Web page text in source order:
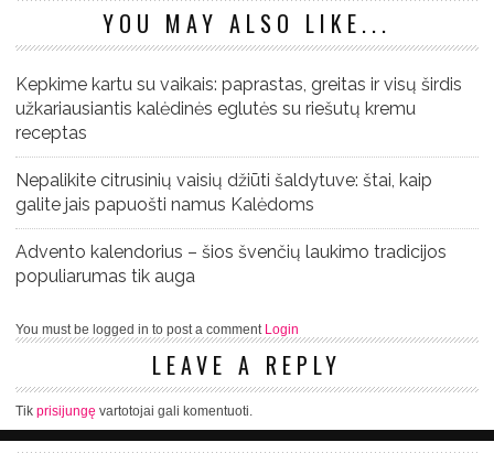
YOU MAY ALSO LIKE...
Kepkime kartu su vaikais: paprastas, greitas ir visų širdis
užkariausiantis kalėdinės eglutės su riešutų kremu
receptas
Nepalikite citrusinių vaisių džiūti šaldytuve: štai, kaip
galite jais papuošti namus Kalėdoms
Advento kalendorius – šios švenčių laukimo tradicijos
populiarumas tik auga
You must be logged in to post a comment Login
LEAVE A REPLY
Tik prisijungę vartotojai gali komentuoti.